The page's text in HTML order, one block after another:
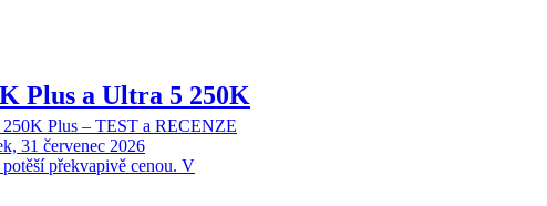
Plus a Ultra 5 250K
Plus – TEST a RECENZE
31 červenec 2026
překvapivě cenou. V